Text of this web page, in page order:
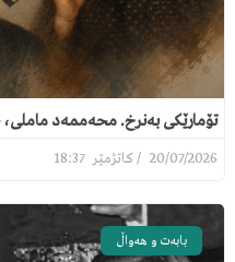
تۆمارێکی بەنرخ. محەممەد
20/07/2026
18:37
بابەت و هەواڵ